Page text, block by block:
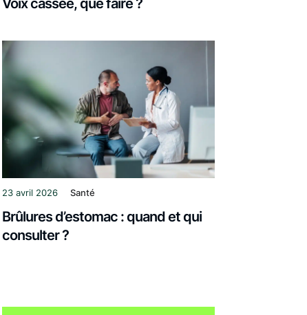
Voix cassée, que faire ?
23 avril 2026 Santé
Brûlures d’estomac : quand et qui
consulter ?